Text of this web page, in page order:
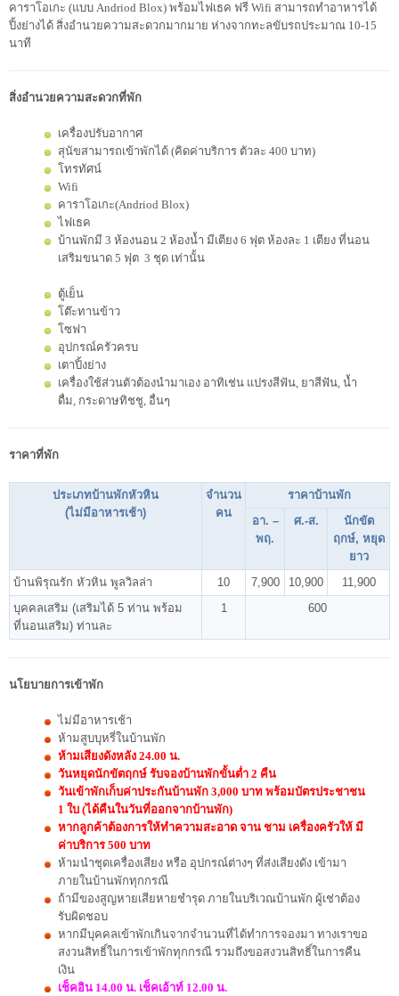
คาราโอเกะ (แบบ Andriod Blox) พร้อมไฟเธค ฟรี Wifi สามารถทำอาหารได้
ปิ้งย่างได้ สิ่งอำนวยความสะดวกมากมาย ห่างจากทะลขับรถประมาณ 10-15
นาที
สิ่งอำนวยความสะดวกที่พัก
เครื่องปรับอากาศ
สุนัขสามารถเข้าพักได้ (คิดค่าบริการ ตัวละ 400 บาท)
โทรทัศน์
Wifi
คาราโอเกะ(Andriod Blox)
ไฟเธค
บ้านพักมี 3 ห้องนอน 2 ห้องน้ำ มีเตียง 6 ฟุต ห้องละ 1 เตียง ที่นอน
เสริมขนาด 5 ฟุต 3 ชุด เท่านั้น
ตู้เย็น
โต๊ะทานข้าว
โซฟา
อุปกรณ์ครัวครบ
เตาปิ้งย่าง
เครื่องใช้ส่วนตัวต้องนำมาเอง อาทิเช่น แปรงสีฟัน, ยาสีฟัน, น้ำ
ดื่ม, กระดาษทิชชู, อื่นๆ
ราคาที่พัก
ประเภทบ้านพักหัวหิน
(ไม่มีอาหารเช้า)
จำนวน
คน
ราคาบ้านพัก
อา. –
พฤ.
ศ.-ส.
นักขัต
ฤกษ์, หยุด
ยาว
บ้านพิรุณรัก หัวหิน พูลวิลล่า
10 7,900 10,900
11,900
บุคคลเสริม (เสริมได้ 5 ท่าน พร้อม
ที่นอนเสริม) ท่านละ
1 600
นโยบายการเข้าพัก
ไม่มีอาหารเช้า
ห้ามสูบบุหรี่ในบ้านพัก
ห้ามเสียงดังหลัง 24.00 น.
วันหยุดนักขัตฤกษ์ รับจองบ้านพักขั้นต่ำ 2 คืน
วันเข้าพักเก็บค่าประกันบ้านพัก 3,000 บาท พร้อมบัตรประชาชน
1 ใบ (ได้คืนในวันที่ออกจากบ้านพัก)
หากลูกค้าต้องการให้ทำความสะอาด จาน ชาม เครื่องครัวให้ มี
ค่าบริการ 500 บาท
ห้ามนำชุดเครื่องเสียง หรือ อุปกรณ์ต่างๆ ที่ส่งเสียงดัง เข้ามา
ภายในบ้านพักทุกกรณี
ถ้ามีของสูญหายเสียหายชำรุด ภายในบริเวณบ้านพัก ผู้เช่าต้อง
รับผิดชอบ
หากมีบุคคลเข้าพักเกินจากจำนวนที่ได้ทำการจองมา ทางเราขอ
สงวนสิทธิ์ในการเข้าพักทุกกรณี รวมถึงขอสงวนสิทธิ์ในการคืน
เงิน
เช็คอิน 14.00 น. เช็คเอ้าท์ 12.00 น.